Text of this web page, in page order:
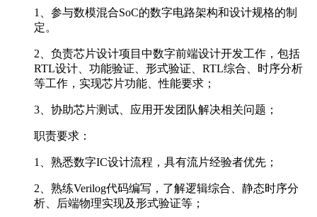
1、参与数模混合SoC的数字电路架构和设计规格的制
定。
2、负责芯片设计项目中数字前端设计开发工作，包括
RTL设计、功能验证、形式验证、RTL综合、时序分析
等工作，实现芯片功能、性能要求；
3、协助芯片测试、应用开发团队解决相关问题；
职责要求：
1、熟悉数字IC设计流程，具有流片经验者优先；
2、熟练Verilog代码编写，了解逻辑综合、静态时序分
析、后端物理实现及形式验证等；